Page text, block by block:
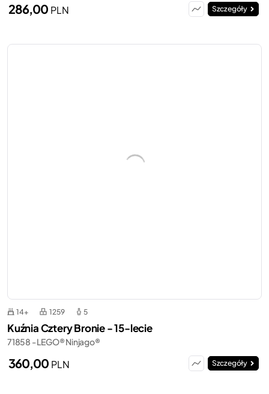
286,00 PLN Szczegóły
14+ 1259 5
Kuźnia Cztery Bronie - 15-lecie
71858 - LEGO® Ninjago®
360,00 PLN Szczegóły